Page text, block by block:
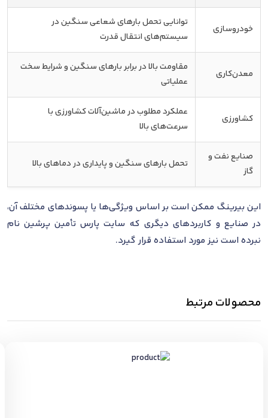
خودروسازی
توانایی تحمل بارهای شعاعی سنگین در
سیستم‌های انتقال قدرت
معدن‌کاری
مقاومت بالا در برابر بارهای سنگین و شرایط سخت
عملیاتی
کشاورزی
عملکرد مطلوب در ماشین‌آلات کشاورزی با
سرعت‌های بالا
صنایع نفت و
گاز
تحمل بارهای سنگین و پایداری در دماهای بالا
این بیرینگ ممکن است بر اساس ویژگی‌ها یا پسوندهای مختلف آن،
در صنایع و کاربردهای دیگری که سایت پارس تأمین پرشین نام
نبرده است نیز مورد استفاده قرار گیرد.
محصولات مرتبط